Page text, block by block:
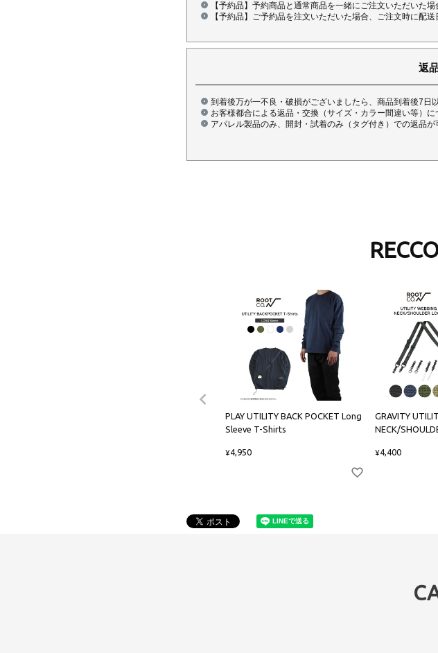
【予約品】予約商品と通常商品を一緒にご注文いただいた
【予約品】ご予約品を注文いただいた場合、ご注文時に配
返
到着後万が一不良・破損がございましたら、商品到着後7日
お客様都合による返品・交換（サイズ・カラー間違い等）
アパレル製品のみ、開封・試着のみ（タグ付き）での返品が
PLAY UTILITY BACK POCKET Long
Sleeve T-Shirts
¥4,950
GRAVITY
NECK/
¥4,400